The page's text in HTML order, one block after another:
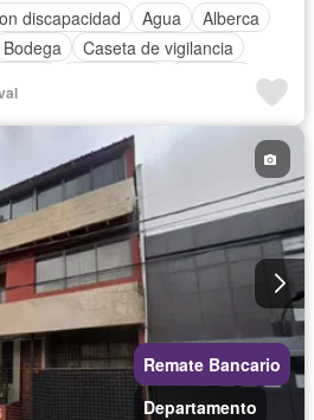
discapacidad
Agua
Alberca
Bodega
Caseta de vigilancia
Vista panorámica
Remate Bancario
Departamento